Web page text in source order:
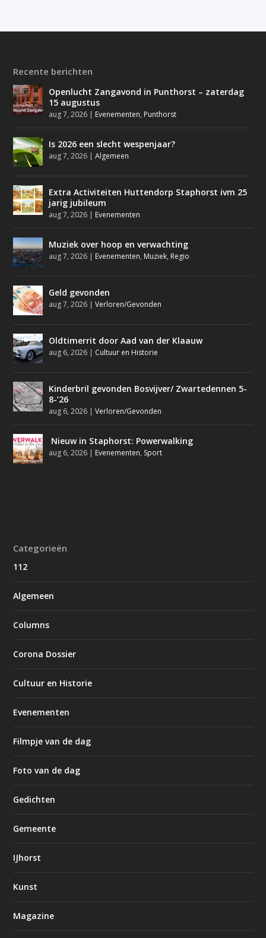
Recente berichten
Openlucht Zangavond in Punthorst – zaterdag
15 augustus
aug 7, 2026 Evenementen, Punthorst
Is 2026 een slecht wespenjaar?
aug 7, 2026 |Algemeen
Extra Activiteiten Huttendorp Staphorst ivm 25
jarig jubileum
aug 7, 2026 Evenementen
Muziek over hoop en verwachting
aug 7, 2026 Evenementen, Muziek, Regio
Geld gevonden
aug 7, 2026 |Verloren/Gevonden
Oldtimerrit door Aad van der Klaauw
aug 6, 2026 Cultuur en Historie
Kinderbril gevonden Bosvijver/ Zwartedennen 5-
8-’26
aug 6, 2026 |Verloren/Gevonden
Nieuw in Staphorst: Powerwalking
aug 6, 2026 Evenementen, Sport
Categorieën
112
Algemeen
Columns
Corona Dossier
Cultuur en Historie
Evenementen
Filmpje van de dag
Foto van de dag
Gedichten
Gemeente
IJhorst
Kunst
Magazine